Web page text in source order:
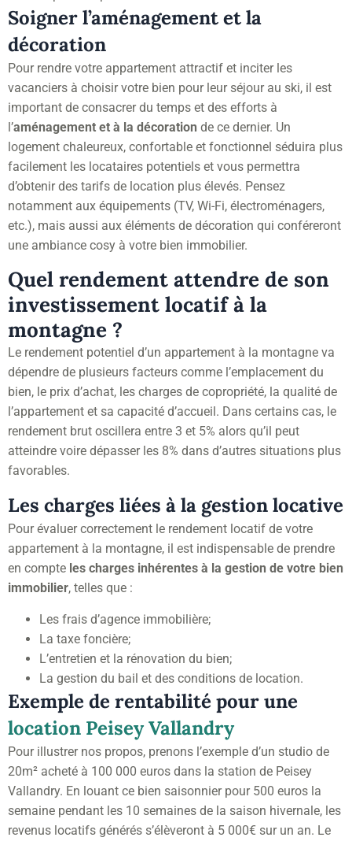
Soigner l’aménagement et la
décoration
Pour rendre votre appartement attractif et inciter les
vacanciers à choisir votre bien pour leur séjour au ski, il est
important de consacrer du temps et des efforts à
l’aménagement et à la décoration de ce dernier. Un
logement chaleureux, confortable et fonctionnel séduira plus
facilement les locataires potentiels et vous permettra
d’obtenir des tarifs de location plus élevés. Pensez
notamment aux équipements (TV, Wi-Fi, électroménagers,
etc.), mais aussi aux éléments de décoration qui conféreront
une ambiance cosy à votre bien immobilier.
Quel rendement attendre de son
investissement locatif à la
montagne ?
Le rendement potentiel d’un appartement à la montagne va
dépendre de plusieurs facteurs comme l’emplacement du
bien, le prix d’achat, les charges de copropriété, la qualité de
l’appartement et sa capacité d’accueil. Dans certains cas, le
rendement brut oscillera entre 3 et 5% alors qu’il peut
atteindre voire dépasser les 8% dans d’autres situations plus
favorables.
Les charges liées à la gestion locative
Pour évaluer correctement le rendement locatif de votre
appartement à la montagne, il est indispensable de prendre
en compte les charges inhérentes à la gestion de votre bien
immobilier, telles que :
Les frais d’agence immobilière;
La taxe foncière;
L’entretien et la rénovation du bien;
La gestion du bail et des conditions de location.
Exemple de rentabilité pour une
location Peisey Vallandry
Pour illustrer nos propos, prenons l’exemple d’un studio de
20m² acheté à 100 000 euros dans la station de Peisey
Vallandry. En louant ce bien saisonnier pour 500 euros la
semaine pendant les 10 semaines de la saison hivernale, les
revenus locatifs générés s’élèveront à 5 000€ sur un an. Le